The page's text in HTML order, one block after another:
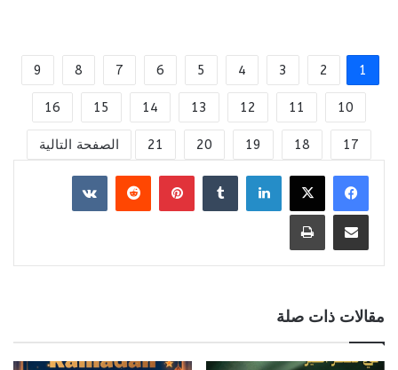
1
2
3
4
5
6
7
8
9
10
11
12
13
14
15
16
17
18
19
20
21
الصفحة التالية
لينكدإن
بينتيريست
مشاركة عبر البريد طباعة
مقالات ذات صلة